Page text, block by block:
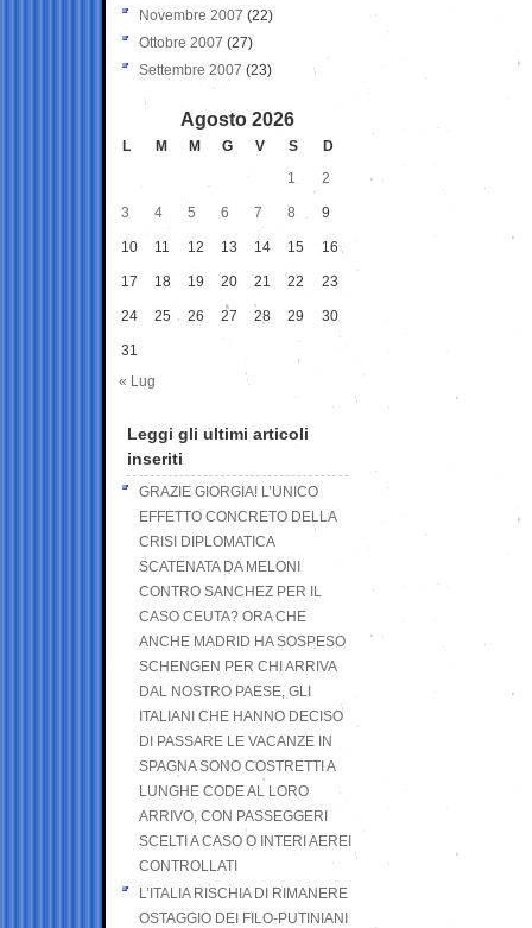
Novembre 2007 (22)
Ottobre 2007 (27)
Settembre 2007 (23)
Agosto 2026
L M M G V S
D
1
2
3 4 5 6 7 8 9
10 11 12 13 14 15 16
17 18 19 20 21 22 23
24 25 26 27 28 29 30
31
« Lug
Leggi gli ultimi articoli
inseriti
GRAZIE GIORGIA! L’UNICO
EFFETTO CONCRETO DELLA
CRISI DIPLOMATICA
SCATENATA DA MELONI
CONTRO SANCHEZ PER IL
CASO CEUTA? ORA CHE
ANCHE MADRID HA SOSPESO
SCHENGEN PER CHI ARRIVA
DAL NOSTRO PAESE, GLI
ITALIANI CHE HANNO DECISO
DI PASSARE LE VACANZE IN
SPAGNA SONO COSTRETTI A
LUNGHE CODE AL LORO
ARRIVO, CON PASSEGGERI
SCELTI A CASO O INTERI AEREI
CONTROLLATI
L’ITALIA RISCHIA DI RIMANERE
OSTAGGIO DEI FILO-PUTINIANI